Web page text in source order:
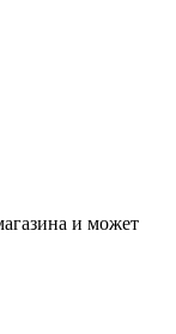
и может